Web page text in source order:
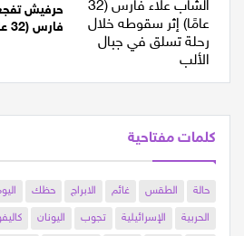
حرفيش
فارس (32 عام...
كلمات مفتاحية
حالة الطقس غائم الابراج حظك
الحربية
الإسرائيلية تجوب اليونان